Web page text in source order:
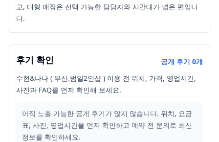
고, 대형 매장은 선택 가능한 담당자와 시간대가 넓은 편입니
다.
후기 확인 공개 후기 0개
수현&나나 ( 부산.범일2인샵 ) 이용 전 위치, 가격, 영업시간,
사진과 FAQ를 먼저 확인해 보세요.
아직 노출 가능한 공개 후기가 많지 않습니다. 위치, 요금
표, 사진, 영업시간을 먼저 확인하고 예약 전 문의로 최신
정보를 확인하세요.